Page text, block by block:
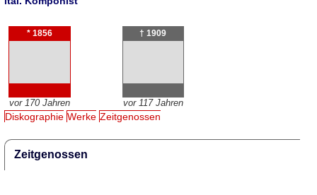
* 1856
vor 170 Jahren
† 1909
vor 117 Jahren
Diskographie Werke Zeitgenossen
Zeitgenossen